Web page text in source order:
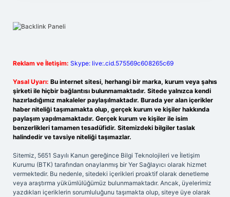
Reklam ve İletişim: Skype: live:.cid.575569c608265c69
Yasal Uyarı: Bu internet sitesi, herhangi bir marka, kurum veya şahıs
şirketi ile hiçbir bağlantısı bulunmamaktadır. Sitede yalnızca kendi
hazırladığımız makaleler paylaşılmaktadır. Burada yer alan içerikler
haber niteliği taşımamakta olup, gerçek kurum ve kişiler hakkında
paylaşım yapılmamaktadır. Gerçek kurum ve kişiler ile isim
benzerlikleri tamamen tesadüfidir. Sitemizdeki bilgiler taslak
halindedir ve tavsiye niteliği taşımazlar.
Sitemiz, 5651 Sayılı Kanun gereğince Bilgi Teknolojileri ve İletişim
Kurumu (BTK) tarafından onaylanmış bir Yer Sağlayıcı olarak hizmet
vermektedir. Bu nedenle, sitedeki içerikleri proaktif olarak denetleme
veya araştırma yükümlülüğümüz bulunmamaktadır. Ancak, üyelerimiz
yazdıkları içeriklerin sorumluluğunu taşımakta olup, siteye üye olarak